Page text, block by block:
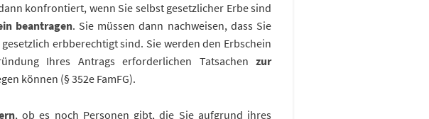
konfrontiert, wenn Sie selbst gesetzlicher Erbe sind
beantragen. Sie müssen dann nachweisen, dass Sie
erbberechtigt sind. Sie werden den Erbschein
Ihres Antrags erforderlichen Tatsachen zur
können (§ 352e FamFG).
, ob es noch Personen gibt, die Sie aufgrund ihres